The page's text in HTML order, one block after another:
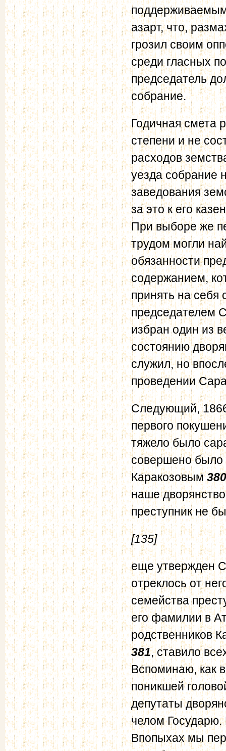
азарт, что,
грозил своим
среди гласных
председатель
собрание.
Годичная смета
степени и не
расходов
уезда собрание
заведования
за это к его
При выборе же
трудом могли
обязанности
содержанием,
принять на
председателем
избран один из
состоянию
служил, но
проведении
Следующий,
первого
тяжело было
совершено было
Каракозовым380
наше
преступник не
[135]
еще утвержден
отреклось от
семейства
его фамилии в
родственников
381, ставило
Вспоминаю, как
поникшей
депутаты
челом Государю.
Впопыхах мы